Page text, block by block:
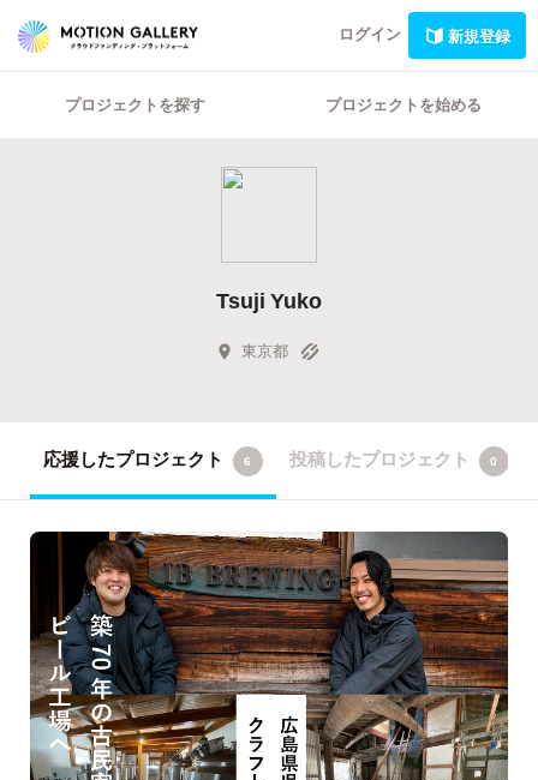
ログイン 新規登録
プロジェクトを探す プロジェクトを始める
Tsuji Yuko
東京都
応援したプロジェクト 6 投稿したプロジェクト 0